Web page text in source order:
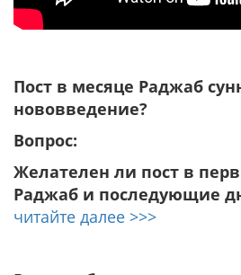
Пост в месяце Раджаб
нововведение?
Вопрос:
Желателен ли пост в
Раджаб и последующие
читайте далее >>>